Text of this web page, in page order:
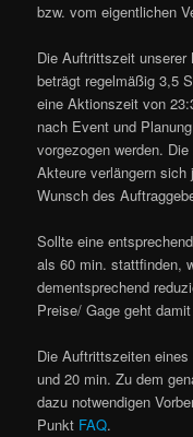
bzw. vom eigentlichen
Die Auftrittszeit unserer
beträgt regelmäßig 3,5
eine Aktionszeit von
nach Event und
vorgezogen werden.
Akteure verlängern
Wunsch des
Sollte eine
als 60 min. stattfinden,
dementsprechend
Preise/ Gage geht
Die Auftrittszeiten
und 20 min. Zu dem
dazu notwendigen
Punkt FAQ.